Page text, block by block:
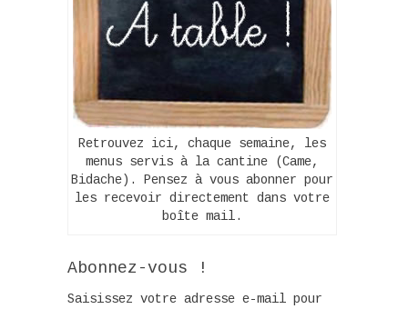
Retrouvez ici, chaque semaine, les
menus servis à la cantine (Came,
Bidache). Pensez à vous abonner pour
les recevoir directement dans votre
boîte mail.
Abonnez-vous !
Saisissez votre adresse e-mail pour